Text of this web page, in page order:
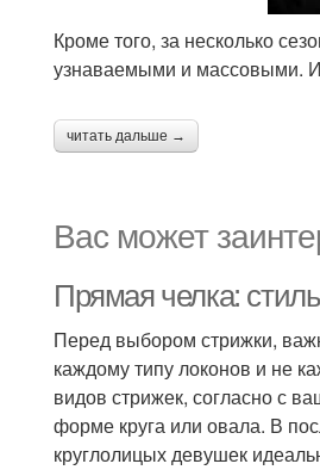
Кроме того, за несколько
узнаваемыми и массовыми.
читать дальше →
Вас может
Прямая челка:
Перед выбором стрижки,
каждому типу локонов и не
видов стрижек, согласно с
форме круга или овала. В
круглолицых девушек